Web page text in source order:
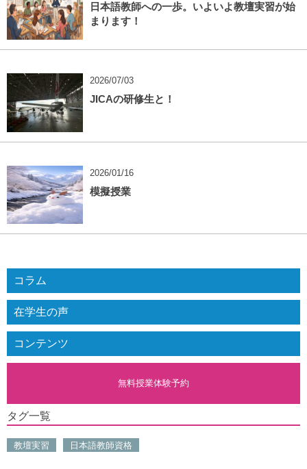
日本語教師への一歩。いよいよ教壇実習が始
まります！
2026/07/03
JICAの研修生と！
2026/01/16
模擬授業
コラム
在学生の声
コンテンツ
無料授業体験予約
タグ一覧
教壇実習 日本語教師資格